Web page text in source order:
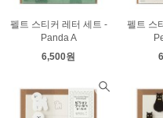
펠트 스티커 레터 세트 -
Panda A
6,500원
펠트 스